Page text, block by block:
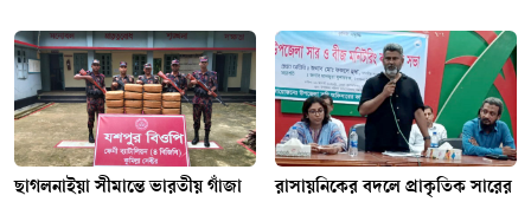
ছাগলনাইয়া সীমান্তে ভারতীয় গাঁজা
রাসায়নিকের বদলে প্রাকৃতিক সারের